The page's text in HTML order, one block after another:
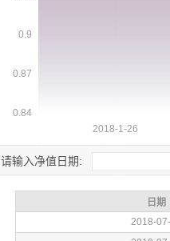
请输入净值日期: